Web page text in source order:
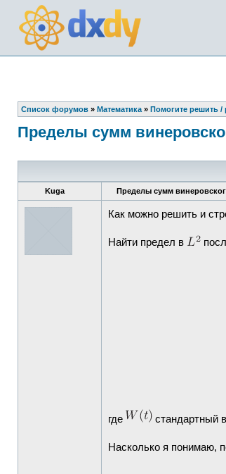
Список форумов » Математика » Помогите решить /
Пределы сумм
Kuga Пределы сумм
Как можно решить и
Найти предел в
где стандартный
Насколько я понимаю,